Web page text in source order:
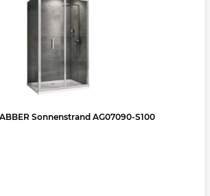
Sonnenstrand AG07090-S100